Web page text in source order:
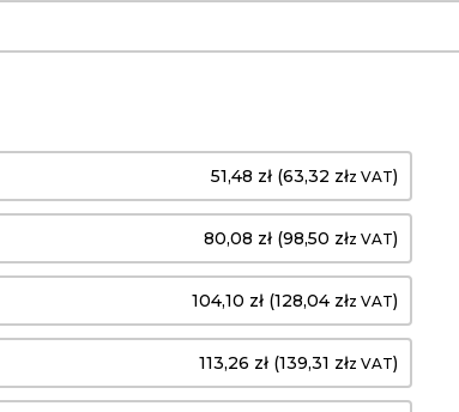
51,48 zł (63,32 złz VAT)
80,08 zł (98,50 złz VAT)
104,10 zł (128,04 złz VAT)
113,26 zł (139,31 złz VAT)